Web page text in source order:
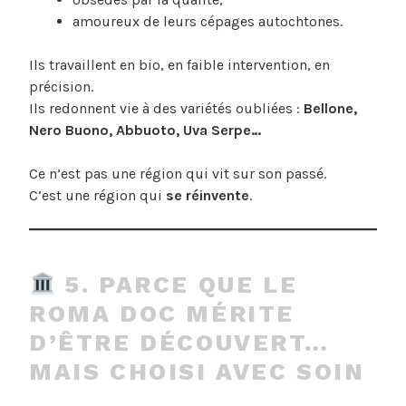
amoureux de leurs cépages autochtones.
Ils travaillent en bio, en faible intervention, en
précision.
Ils redonnent vie à des variétés oubliées : Bellone,
Nero Buono, Abbuoto, Uva Serpe…
Ce n’est pas une région qui vit sur son passé.
C’est une région qui se réinvente.
5. PARCE QUE LE
ROMA DOC MÉRITE
D’ÊTRE DÉCOUVERT…
MAIS CHOISI AVEC SOIN